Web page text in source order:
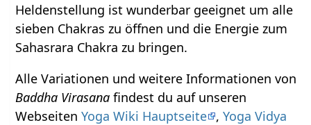
Heldenstellung ist wunderbar geeignet um alle
sieben Chakras zu öffnen und die Energie zum
Sahasrara Chakra zu bringen.
Alle Variationen und weitere Informationen von
Baddha Virasana findest du auf unseren
WebseitenYoga Wiki Hauptseite ,Yoga Vidya